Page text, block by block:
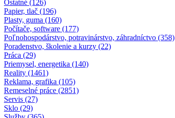
Ostatné (126)
Papier, tlač (196)
Plasty, guma (160)
Počítače, software (177)
Poľnohospodárstvo, potravinárstvo, záhradníctvo (358)
Poradenstvo, školenie a kurzy (22)
Práca (29)
Priemysel, energetika (140)
Reality (1461)
Reklama, grafika (105)
Remeselné práce (2851)
Servis (27)
Sklo (29)